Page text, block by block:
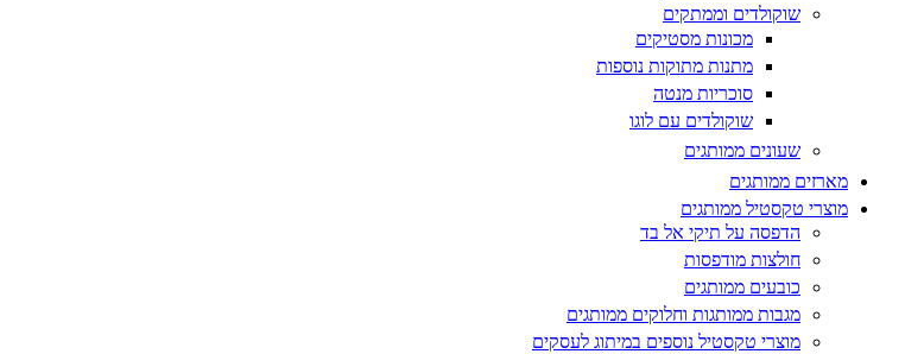
שוקולדים וממתקים
מכונות מסטיקים
מתנות מתוקות נוספות
סוכריות מנטה
שוקולדים עם לוגו
שעונים ממותגים
מארזים ממותגים
מוצרי טקסטיל ממותגים
הדפסה על תיקי אל בד
חולצות מודפסות
כובעים ממותגים
מגבות ממותגות וחלוקים ממותגים
מוצרי טקסטיל נוספים במיתוג לעסקים